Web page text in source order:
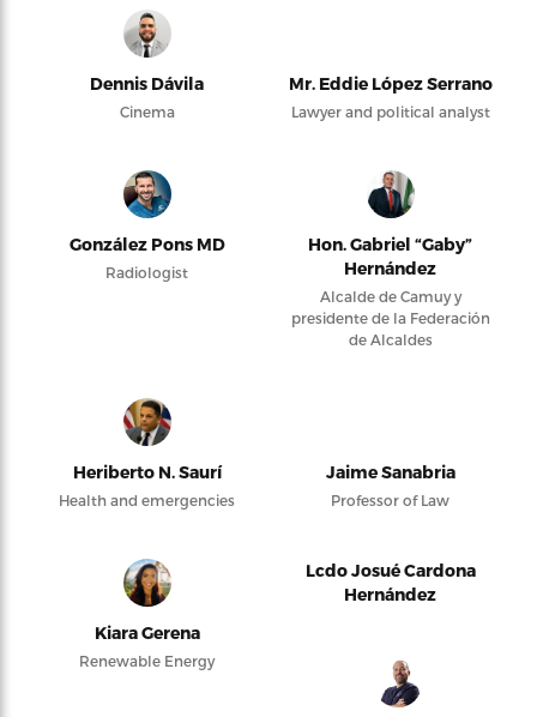
Dennis Dávila
Cinema
Mr. Eddie López Serrano
Lawyer and political analyst
González Pons MD
Radiologist
Hon. Gabriel “Gaby”
Hernández
Alcalde de Camuy y
presidente de la Federación
de Alcaldes
Heriberto N. Saurí
Health and emergencies
Jaime Sanabria
Professor of Law
Kiara Gerena
Renewable Energy
Lcdo Josué Cardona
Hernández